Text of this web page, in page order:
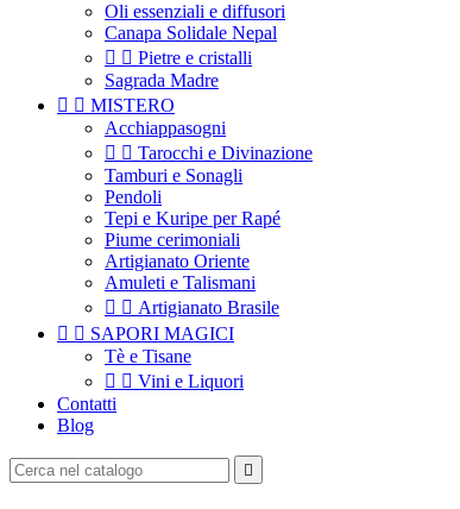
Oli essenziali e diffusori
Canapa Solidale Nepal
  Pietre e cristalli
Sagrada Madre
  MISTERO
Acchiappasogni
  Tarocchi e Divinazione
Tamburi e Sonagli
Pendoli
Tepi e Kuripe per Rapé
Piume cerimoniali
Artigianato Oriente
Amuleti e Talismani
  Artigianato Brasile
  SAPORI MAGICI
Tè e Tisane
  Vini e Liquori
Contatti
Blog
